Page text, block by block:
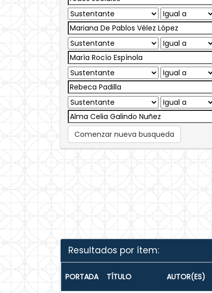
Comenzar nueva busqueda
Resultados por ítem:
PORTADA TÍTULO AUTOR(ES)